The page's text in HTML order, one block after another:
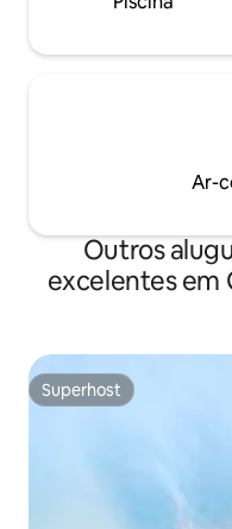
chamado 'Um dia como
Ar-
Outros
excelentes em
Superhost
Superhost